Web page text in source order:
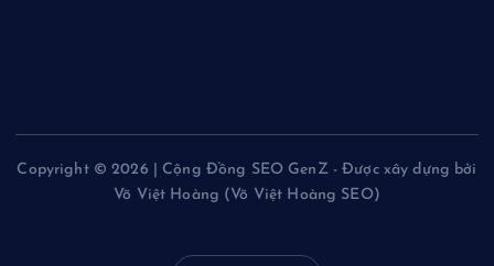
Copyright © 2026 | Cộng Đồng SEO GenZ - Được xây dựng bởi
Võ Việt Hoàng (Võ Việt Hoàng SEO)